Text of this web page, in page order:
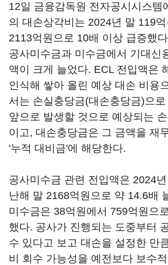
12일 금융감독원 전자공시시스템
의 대손상각비는 2024년 말 119
2113억원으로 10배 이상 급증했
공사미수금과 미수금에서 기대신
액이 크게 늘었다. ECL 전입액은
인식해 쌓아 올린 예상 대손 비용
서는 손실충당금(대손충당금)으
앞으로 발생할 것으로 예상되는
이고, 대손충당금은 그 금액을 재
'누적 대비금'에 해당한다.
공사미수금 관련 전입액은 2024
난해 말 2168억원으로 약 14.6배
미수금은 38억원에서 759억원으
했다. 공사가 진행되는 도중부터
수 있다고 보고 대손을 설정한 만
비 회수 가능성을 예전보다 보수